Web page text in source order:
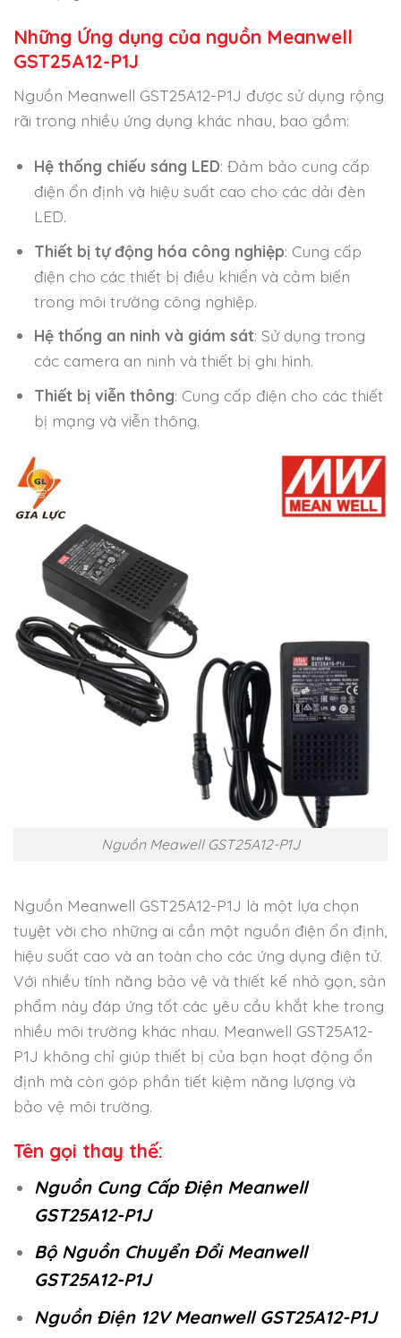
Những Ứng dụng của nguồn Meanwell
GST25A12-P1J
Nguồn Meanwell GST25A12-P1J được sử dụng rộng
rãi trong nhiều ứng dụng khác nhau, bao gồm:
Hệ thống chiếu sáng LED: Đảm bảo cung cấp
điện ổn định và hiệu suất cao cho các dải đèn
LED.
Thiết bị tự động hóa công nghiệp: Cung cấp
điện cho các thiết bị điều khiển và cảm biến
trong môi trường công nghiệp.
Hệ thống an ninh và giám sát: Sử dụng trong
các camera an ninh và thiết bị ghi hình.
Thiết bị viễn thông: Cung cấp điện cho các thiết
bị mạng và viễn thông.
Nguồn Meawell GST25A12-P1J
Nguồn Meanwell GST25A12-P1J là một lựa chọn
tuyệt vời cho những ai cần một nguồn điện ổn định,
hiệu suất cao và an toàn cho các ứng dụng điện tử.
Với nhiều tính năng bảo vệ và thiết kế nhỏ gọn, sản
phẩm này đáp ứng tốt các yêu cầu khắt khe trong
nhiều môi trường khác nhau. Meanwell GST25A12-
P1J không chỉ giúp thiết bị của bạn hoạt động ổn
định mà còn góp phần tiết kiệm năng lượng và
bảo vệ môi trường.
Tên gọi thay thế:
Nguồn Cung Cấp Điện Meanwell
GST25A12-P1J
Bộ Nguồn Chuyển Đổi Meanwell
GST25A12-P1J
Nguồn Điện 12V Meanwell GST25A12-P1J